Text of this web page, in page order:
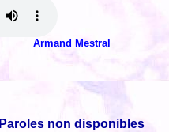
Armand Mestral
Paroles non disponibles